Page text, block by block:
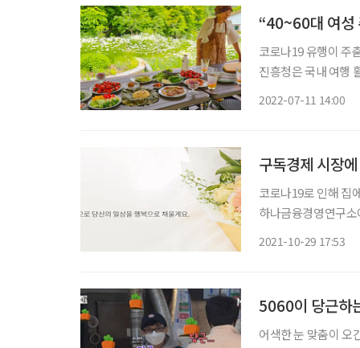
“40~60대 여성
코로나19 유행이 주
진흥청은 국내 여행
2022-07-11 14:00
구독경제 시장
코로나19로 인해 집
하나금융경영연구
2021-10-29 17:53
5060이 당근하
어색한 눈 맞춤이 오